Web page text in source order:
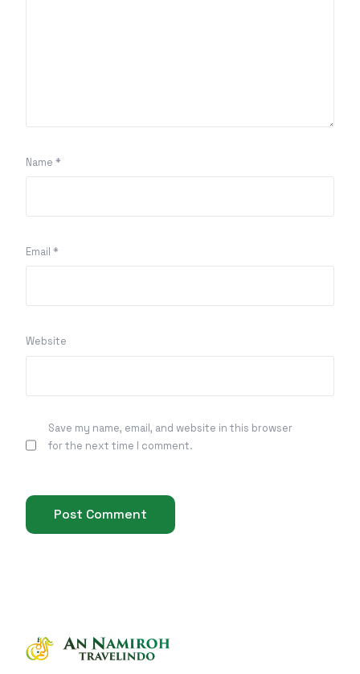
Name*
Email*
Website
Save my name, email, and website in this browser
for the next time I comment.